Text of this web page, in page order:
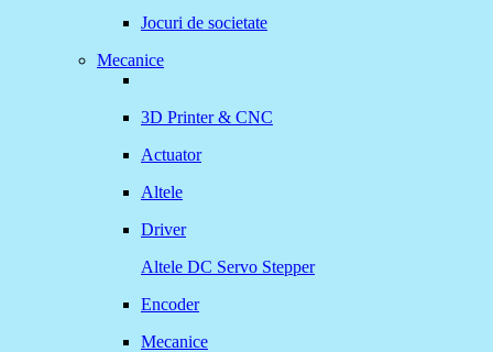
Jocuri de societate
Mecanice
3D Printer & CNC
Actuator
Altele
Driver
Altele DC Servo Stepper
Encoder
Mecanice